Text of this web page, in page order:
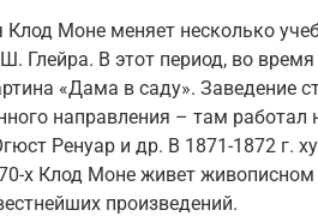
Моне меняет несколько
Глейра. В этот период, во
«Дама в саду». Заведение
направления – там работал
Ренуар и др. В 1871-1872 г.
х Клод Моне живет
произведений.